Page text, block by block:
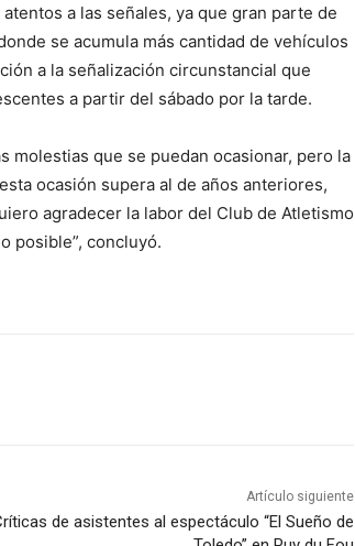
a las señales, ya que gran parte de
se acumula más cantidad de vehículos
a la señalización circunstancial que
a partir del sábado por la tarde.
molestias que se puedan ocasionar, pero la
ocasión supera al de años anteriores,
agradecer la labor del Club de Atletismo
posible”, concluyó.
Artículo siguiente
de asistentes al espectáculo “El Sueño de